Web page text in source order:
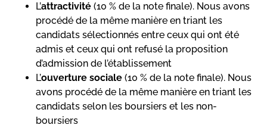
L’attractivité (10 % de la note finale). Nous avons
procédé de la même manière en triant les
candidats sélectionnés entre ceux qui ont été
admis et ceux qui ont refusé la proposition
d’admission de l’établissement
L’ouverture sociale (10 % de la note finale). Nous
avons procédé de la même manière en triant les
candidats selon les boursiers et les non-
boursiers